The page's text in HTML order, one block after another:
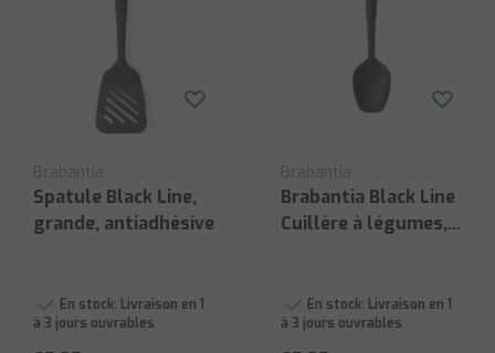
Brabantia
Spatule Black Line,
grande, antiadhésive
En stock: Livraison en 1
à 3 jours ouvrables
Brabantia
Brabantia Black Line
Cuillère à légumes,
En stock: Livraison en 1
à 3 jours ouvrables